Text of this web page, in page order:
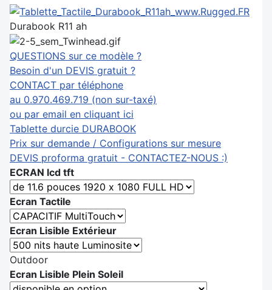
Durabook R11 ah
QUESTIONS sur ce modèle ?
Besoin d'un DEVIS gratuit ?
CONTACT par téléphone
au 0.970.469.719 (non sur-taxé)
ou par email en cliquant ici
Tablette durcie DURABOOK
Prix sur demande / Configurations sur mesure
DEVIS proforma gratuit - CONTACTEZ-NOUS :)
ECRAN lcd tft
Ecran Tactile
Ecran Lisible Extérieur
Outdoor
Ecran Lisible Plein Soleil